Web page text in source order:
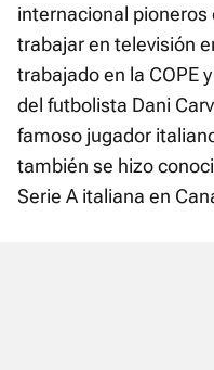
internacional pioneros
trabajar en televisión
trabajado en la COPE
del futbolista Dani
famoso jugador
también se hizo
Serie A italiana en